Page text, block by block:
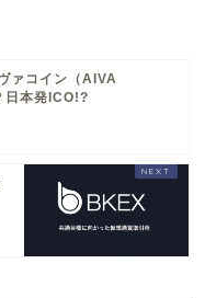
ァコイン（AIVA
日本発ICO!?